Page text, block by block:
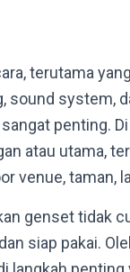
terutama
system,
penting.
atau utama,
venue, taman,
genset tidak
siap pakai.